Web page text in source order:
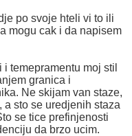
po svoje hteli vi to ili
mogu cak i da napisem
temepramentu moj stil
granica i
Ne skijam van staze,
sto se uredjenih staza
se tice prefinjenosti
da brzo ucim.